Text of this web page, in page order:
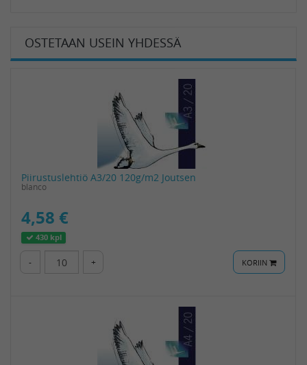
toimitusaika on verkkokaupasta tilattuna 1-3 päivää. Nopea
Löydät Riippupakattu huopakynä tuotteen myös tuotekoodilla
165509. Toimistotarviketukku.fi on huokea ja hyvä
toimistotuotteiden ostopaikka toimistoon. 100% kotimaisen
verkkokauppamme toimistotarvikkeet toimitetaan nopeasti
perille asti. Toimistotarviketukku-verkkokaupasta tilaat
toimistotarvikkeet rekisteröitymättä!
OSTETAAN USEIN YHDESSÄ
Piirustuslehtiö A3/20 120g/m2 Joutsen
blanco
4,58 €
430 kpl
- + KORIIN